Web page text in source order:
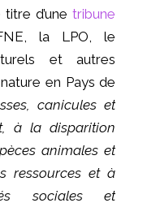
titre d’unetribune
la LPO, le
et autres
en Pays de
canicules et
à la disparition
animales et
ressources et à
sociales et